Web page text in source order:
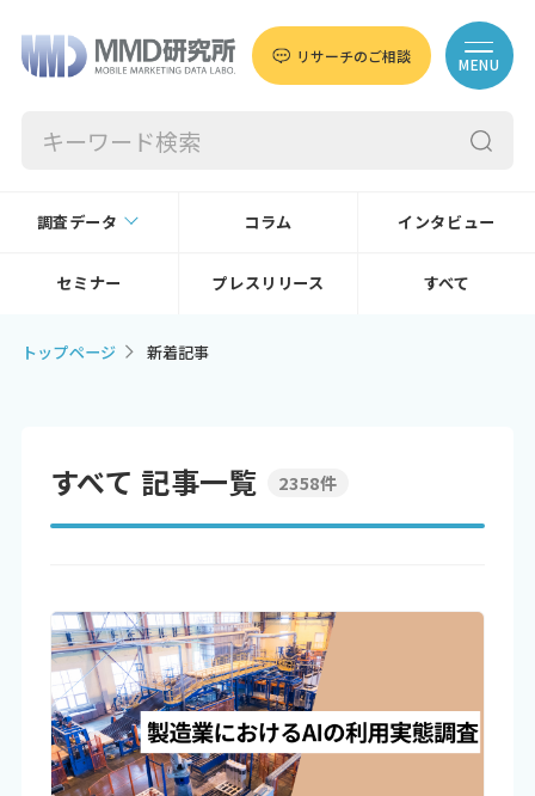
リサーチのご相談 MENU
調査データ コラム インタビュー
セミナー プレスリリース すべて
トップページ 新着記事
すべて 記事一覧 2358件